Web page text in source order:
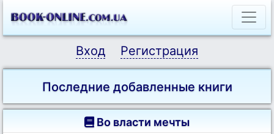
Вход Регистрация
Последние добавленные книги
Во власти мечты